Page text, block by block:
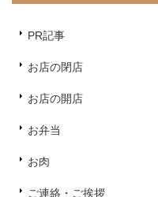
PR記事
お店の閉店
お店の開店
お弁当
お肉
ご連絡・ご挨拶